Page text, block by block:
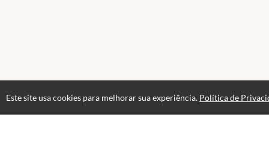
Este site usa cookies para melhorar sua experiência. Política de